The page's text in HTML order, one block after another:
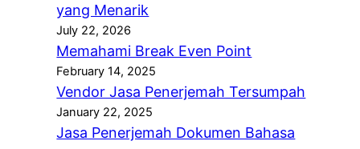
yang Menarik
July 22, 2026
Memahami Break Even Point
February 14, 2025
Vendor Jasa Penerjemah Tersumpah
January 22, 2025
Jasa Penerjemah Dokumen Bahasa